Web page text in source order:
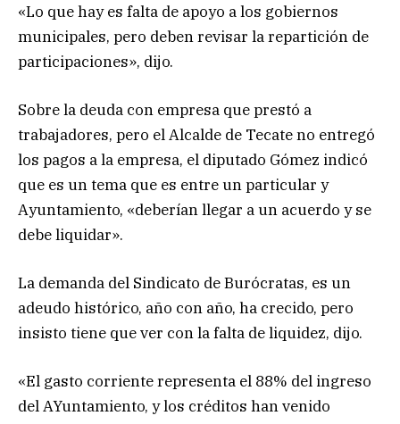
«Lo que hay es falta de apoyo a los gobiernos
municipales, pero deben revisar la repartición de
participaciones», dijo.
Sobre la deuda con empresa que prestó a
trabajadores, pero el Alcalde de Tecate no entregó
los pagos a la empresa, el diputado Gómez indicó
que es un tema que es entre un particular y
Ayuntamiento, «deberían llegar a un acuerdo y se
debe liquidar».
La demanda del Sindicato de Burócratas, es un
adeudo histórico, año con año, ha crecido, pero
insisto tiene que ver con la falta de liquidez, dijo.
«El gasto corriente representa el 88% del ingreso
del AYuntamiento, y los créditos han venido